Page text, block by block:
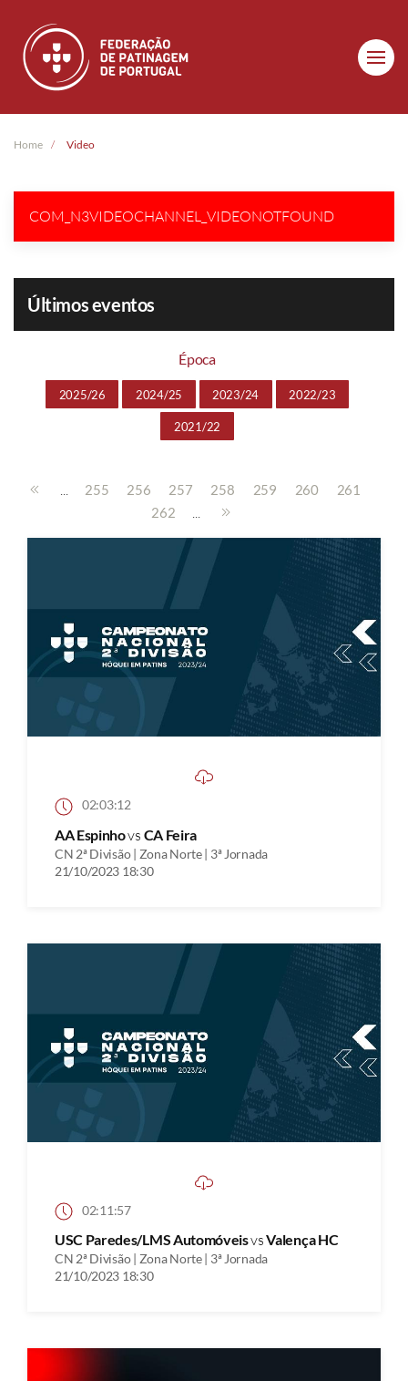
Skip to main content
Home Video
COM_N3VIDEOCHANNEL_VIDEONOTFOUND
Últimos eventos
Época
2025/26 2024/25 2023/24 2022/23
2021/22
... 255 256 257 258 259 260
261
262
...
02:03:12
AA Espinhovs CA Feira
CN 2ª Divisão | Zona Norte | 3ª Jornada
21/10/2023 18:30
02:11:57
USC Paredes/LMS AutomóveisvsValença HC
CN 2ª Divisão | Zona Norte | 3ª Jornada
21/10/2023 18:30